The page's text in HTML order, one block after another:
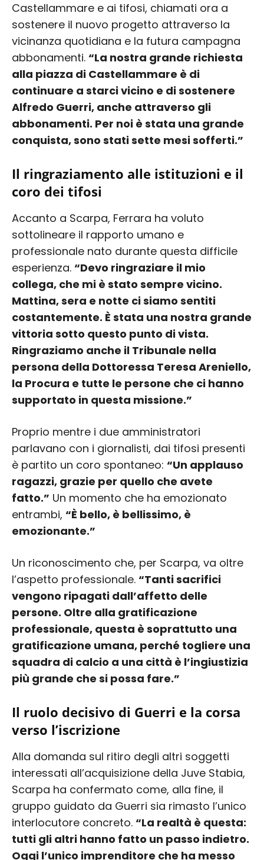
Castellammare e ai tifosi, chiamati ora a
sostenere il nuovo progetto attraverso la
vicinanza quotidiana e la futura campagna
abbonamenti. “La nostra grande richiesta
alla piazza di Castellammare è di
continuare a starci vicino e di sostenere
Alfredo Guerri, anche attraverso gli
abbonamenti. Per noi è stata una grande
conquista, sono stati sette mesi sofferti.”
Il ringraziamento alle istituzioni e il
coro dei tifosi
Accanto a Scarpa, Ferrara ha voluto
sottolineare il rapporto umano e
professionale nato durante questa difficile
esperienza. “Devo ringraziare il mio
collega, che mi è stato sempre vicino.
Mattina, sera e notte ci siamo sentiti
costantemente. È stata una nostra grande
vittoria sotto questo punto di vista.
Ringraziamo anche il Tribunale nella
persona della Dottoressa Teresa Areniello,
la Procura e tutte le persone che ci hanno
supportato in questa missione.”
Proprio mentre i due amministratori
parlavano con i giornalisti, dai tifosi presenti
è partito un coro spontaneo: “Un applauso
ragazzi, grazie per quello che avete
fatto.” Un momento che ha emozionato
entrambi, “È bello, è bellissimo, è
emozionante.”
Un riconoscimento che, per Scarpa, va oltre
l’aspetto professionale. “Tanti sacrifici
vengono ripagati dall’affetto delle
persone. Oltre alla gratificazione
professionale, questa è soprattutto una
gratificazione umana, perché togliere una
squadra di calcio a una città è l’ingiustizia
più grande che si possa fare.”
Il ruolo decisivo di Guerri e la corsa
verso l’iscrizione
Alla domanda sul ritiro degli altri soggetti
interessati all’acquisizione della Juve Stabia,
Scarpa ha confermato come, alla fine, il
gruppo guidato da Guerri sia rimasto l’unico
interlocutore concreto. “La realtà è questa:
tutti gli altri hanno fatto un passo indietro.
Oggi l’unico imprenditore che ha messo